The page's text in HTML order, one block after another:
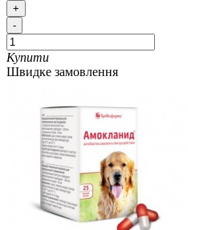
+
-
Купити
Швидке замовлення